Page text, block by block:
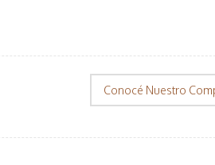
Conocé Nuestro